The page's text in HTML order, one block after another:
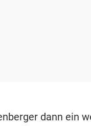
dann ein